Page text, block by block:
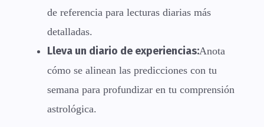
de referencia para lecturas diarias más
detalladas.
Lleva un diario de experiencias:Anota
cómo se alinean las predicciones con tu
semana para profundizar en tu comprensión
astrológica.